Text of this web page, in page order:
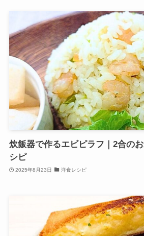
炊飯器で作るエビピラフ｜2合の
シピ
2025年8月23日 洋食レシピ